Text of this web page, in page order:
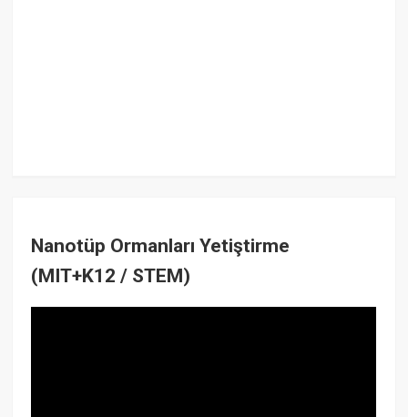
Nanotüp Ormanları Yetiştirme
(MIT+K12 / STEM)